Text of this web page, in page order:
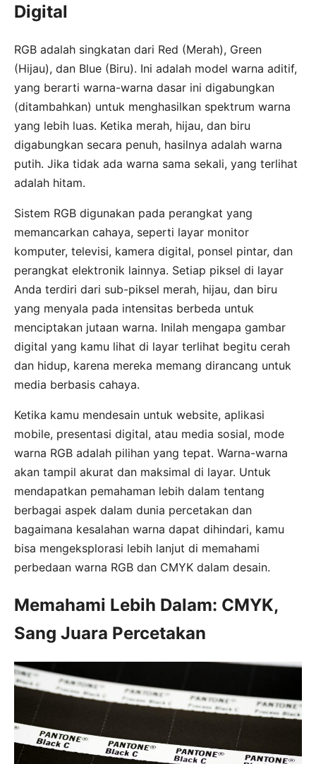
Digital
RGB adalah singkatan dari Red (Merah), Green
(Hijau), dan Blue (Biru). Ini adalah model warna aditif,
yang berarti warna-warna dasar ini digabungkan
(ditambahkan) untuk menghasilkan spektrum warna
yang lebih luas. Ketika merah, hijau, dan biru
digabungkan secara penuh, hasilnya adalah warna
putih. Jika tidak ada warna sama sekali, yang terlihat
adalah hitam.
Sistem RGB digunakan pada perangkat yang
memancarkan cahaya, seperti layar monitor
komputer, televisi, kamera digital, ponsel pintar, dan
perangkat elektronik lainnya. Setiap piksel di layar
Anda terdiri dari sub-piksel merah, hijau, dan biru
yang menyala pada intensitas berbeda untuk
menciptakan jutaan warna. Inilah mengapa gambar
digital yang kamu lihat di layar terlihat begitu cerah
dan hidup, karena mereka memang dirancang untuk
media berbasis cahaya.
Ketika kamu mendesain untuk website, aplikasi
mobile, presentasi digital, atau media sosial, mode
warna RGB adalah pilihan yang tepat. Warna-warna
akan tampil akurat dan maksimal di layar. Untuk
mendapatkan pemahaman lebih dalam tentang
berbagai aspek dalam dunia percetakan dan
bagaimana kesalahan warna dapat dihindari, kamu
bisa mengeksplorasi lebih lanjut di memahami
perbedaan warna RGB dan CMYK dalam desain.
Memahami Lebih Dalam: CMYK,
Sang Juara Percetakan